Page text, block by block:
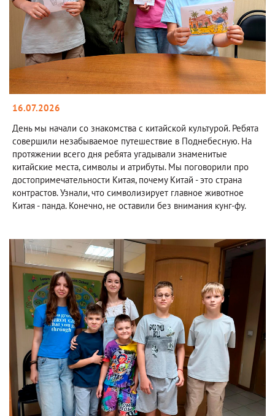
16.07.2026
День мы начали со знакомства с китайской культурой. Ребята
совершили незабываемое путешествие в Поднебесную. На
протяжении всего дня ребята угадывали знаменитые
китайские места, символы и атрибуты. Мы поговорили про
достопримечательности Китая, почему Китай - это страна
контрастов. Узнали, что символизирует главное животное
Китая - панда. Конечно, не оставили без внимания кунг-фу.